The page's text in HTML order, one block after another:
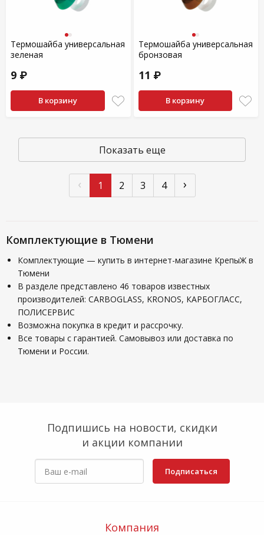
Термошайба универсальная
зеленая
9 ₽
В корзину
Термошайба универсальная
бронзовая
11 ₽
В корзину
Показать еще
‹ 1 2 3 4 ›
Комплектующие в Тюмени
Комплектующие — купить в интернет-магазине КрепыЖ в
Тюмени
В разделе представлено 46 товаров известных
производителей: CARBOGLASS, KRONOS, КАРБОГЛАСС,
ПОЛИСЕРВИС
Возможна покупка в кредит и рассрочку.
Все товары с гарантией. Самовывоз или доставка по
Тюмени и России.
Подпишись на новости, скидки
и акции компании
Подписаться
Компания